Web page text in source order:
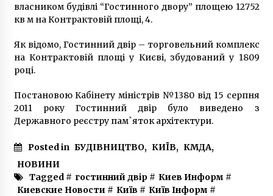
На улице Павловская сносят очередной
старинный дом (ФОТО)
Суд зобов`язав забудовника знести
6 років ago
В Обухові презентували реконструйований
музей-садибу поета Андрія Малишка
власником будівлі “Гостинного двору” площею 12752
кв м на Контрактовій площі, 4.
Як відомо, Гостинний двір – торговельний комплекс
на Контрактовій площі у Києві, збудований у 1809
році.
Постановою Кабінету міністрів №1380 від 15 серпня
2011 року Гостинний двір було виведено з
Державного реєстру пам`яток архітектури.
Posted in БУДІВНИЦТВО, КИЇВ, КМДА,
НОВИНИ
Tagged # гостинний двір# Киев Информ #
Киевские Новости # Київ # Київ Інформ #